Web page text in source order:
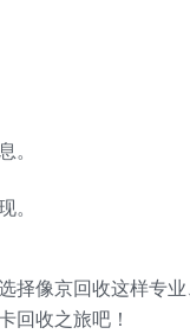
择像京回收这样专
回收之旅吧！